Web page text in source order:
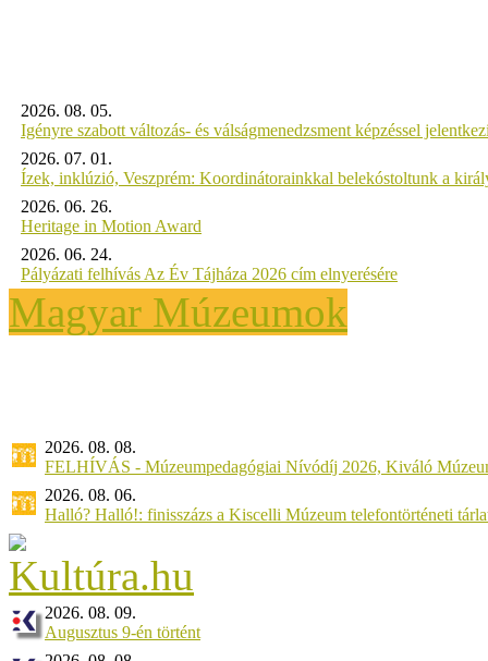
2026. 08. 05.
Igényre szabott változás- és válságmenedzsment képzéssel
2026. 07. 01.
Ízek, inklúzió, Veszprém: Koordinátorainkkal belekóstoltunk a
2026. 06. 26.
Heritage in Motion Award
2026. 06. 24.
Pályázati felhívás Az Év Tájháza 2026 cím elnyerésére
Magyar Múzeumok
2026. 08. 08.
FELHÍVÁS - Múzeumpedagógiai Nívódíj 2026, Kiváló
2026. 08. 06.
Halló? Halló!: finisszázs a Kiscelli Múzeum telefontörténeti
2026. 08. 09.
Augusztus 9-én történt